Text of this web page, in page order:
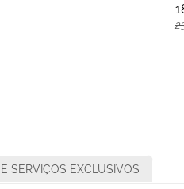
SERVIÇOS EXCLUSIVOS